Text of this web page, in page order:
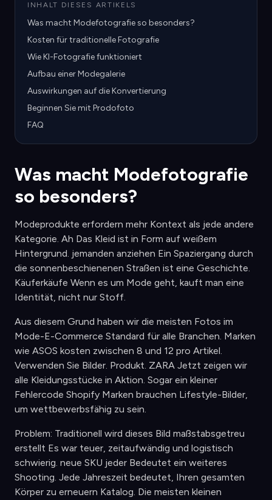
INHALT DIESES ARTIKELS
Was macht Modefotografie so besonders?
Kosten für traditionelle Fotografie
Wie KI-Fotografie funktioniert
Aufbau einer Modegalerie
Auswirkungen auf die Konvertierung
Beginnen Sie mit Prodofoto
FAQ
Was macht Modefotografie
so besonders?
Modeprodukte erfordern mehr Kontext als jede andere
Kategorie. Ah Das Kleid ist in Form auf weißem
Hintergrund. jemanden anziehen Ein Spaziergang durch
die sonnenbeschienenen Straßen ist eine Geschichte.
Käuferkäufe Wenn es um Mode geht, kauft man eine
Identität, nicht nur Stoff.
Aus diesem Grund haben wir die meisten Fotos im
Mode-E-Commerce Standard für alle Branchen. Marken
wie ASOS kosten zwischen 8 und 12 pro Artikel.
Verwenden Sie Bilder. Produkt. ZARA Jetzt zeigen wir
alle Kleidungsstücke in Aktion. Sogar ein kleiner
Fehlercode Shopify Marken brauchen Lifestyle-Bilder,
um wettbewerbsfähig zu sein.
Problem: Traditionell wird dieses Bild maßstabsgetreu
erstellt Es war teuer, zeitaufwändig und logistisch
schwierig. neue SKU jeder Bedeutet ein weiteres
Shooting. Jede Jahreszeit bedeutet, Ihren gesamten
Körper zu erneuern Katalog. Die meisten kleinen